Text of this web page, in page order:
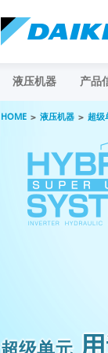
液压机器 产品
HOME 液压机器 超级